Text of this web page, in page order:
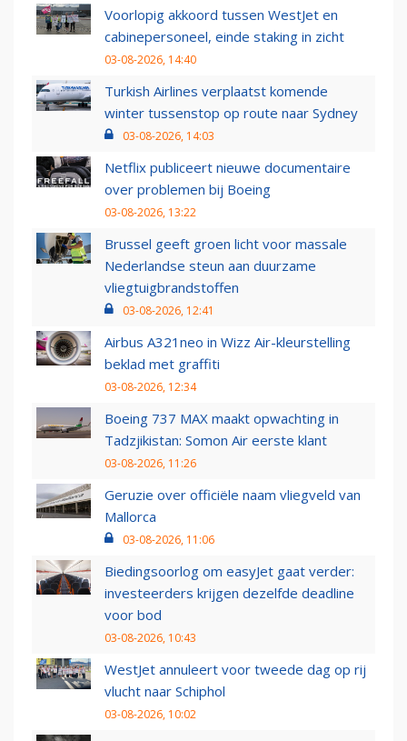
Voorlopig akkoord tussen WestJet en
cabinepersoneel, einde staking in zicht
03-08-2026, 14:40
Turkish Airlines verplaatst komende
winter tussenstop op route naar Sydney
03-08-2026, 14:03
Netflix publiceert nieuwe documentaire
over problemen bij Boeing
03-08-2026, 13:22
Brussel geeft groen licht voor massale
Nederlandse steun aan duurzame
vliegtuigbrandstoffen
03-08-2026, 12:41
Airbus A321neo in Wizz Air-kleurstelling
beklad met graffiti
03-08-2026, 12:34
Boeing 737 MAX maakt opwachting in
Tadzjikistan: Somon Air eerste klant
03-08-2026, 11:26
Geruzie over officiële naam vliegveld van
Mallorca
03-08-2026, 11:06
Biedingsoorlog om easyJet gaat verder:
investeerders krijgen dezelfde deadline
voor bod
03-08-2026, 10:43
WestJet annuleert voor tweede dag op rij
vlucht naar Schiphol
03-08-2026, 10:02